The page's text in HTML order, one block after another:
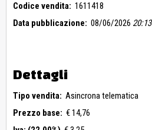
Codice vendita: 1611418
Data pubblicazione: 08/06/2026 20:13
Dettagli
Tipo vendita: Asincrona telematica
Prezzo base: € 14,76